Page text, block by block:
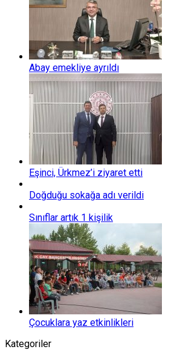
Abay emekliye ayrıldı
Eşinci, Ürkmez’i ziyaret etti
Doğduğu sokağa adı verildi
Sınıflar artık 1 kişilik
Çocuklara yaz etkinlikleri
Kategoriler